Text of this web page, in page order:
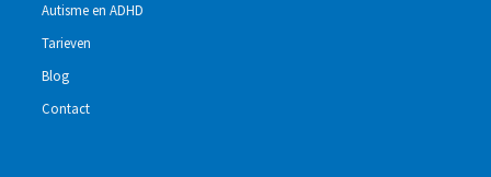
Autisme en ADHD
Tarieven
Blog
Contact